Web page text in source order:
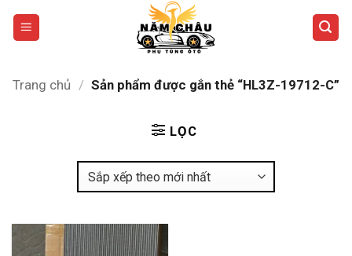
qua
Trang chủ / Sản phẩm được gắn thẻ “HL3Z-19712-C”
LỌC